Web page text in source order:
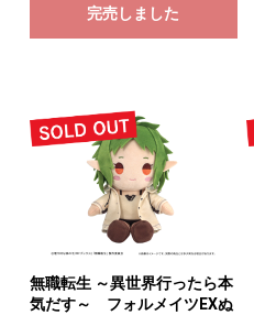
完売しました
無職転生 ～異世界行ったら本
気だす～ フォルメイツEXぬ